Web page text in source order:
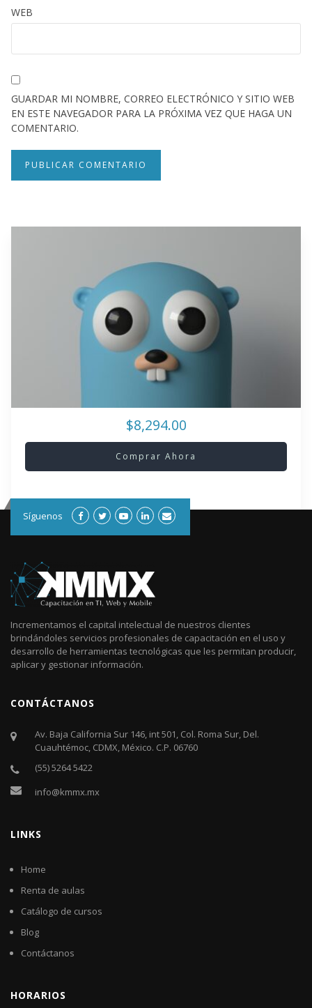
WEB
GUARDAR MI NOMBRE, CORREO ELECTRÓNICO Y SITIO WEB
EN ESTE NAVEGADOR PARA LA PRÓXIMA VEZ QUE HAGA UN
COMENTARIO.
$8,294.00
Comprar Ahora
Síguenos
Incrementamos el capital intelectual de nuestros clientes
brindándoles servicios profesionales de capacitación en el uso y
desarrollo de herramientas tecnológicas que les permitan producir,
aplicar y gestionar información.
CONTÁCTANOS
Av. Baja California Sur 146, int 501, Col. Roma Sur, Del.
Cuauhtémoc, CDMX, México. C.P. 06760​
(55) 5264 5422
info@kmmx.mx
LINKS
Home
Renta de aulas
Catálogo de cursos
Blog
Contáctanos
HORARIOS